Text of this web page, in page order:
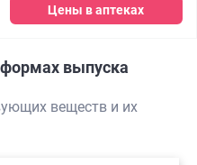
Цены в аптеках
выпуска
веществ и их